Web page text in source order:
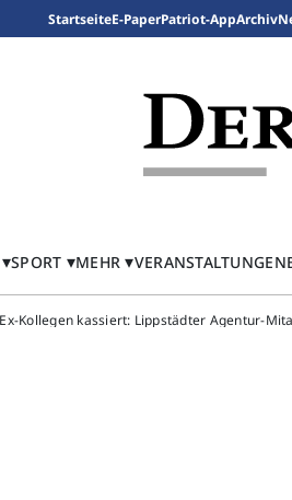
StartseiteE-PaperPatriot-AppArchiv
SPORT MEHR VERANSTALTUNGEN
Kollegen kassiert: Lippstädter Agentur-